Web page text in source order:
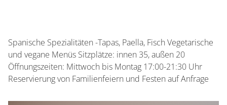
0 Sitzplätze (außen)
Spanische Spezialitäten -Tapas, Paella, Fisch Vegetarische
und vegane Menüs Sitzplätze: innen 35, außen 20
Öffnungszeiten: Mittwoch bis Montag 17:00-21:30 Uhr
Reservierung von Familienfeiern und Festen auf Anfrage